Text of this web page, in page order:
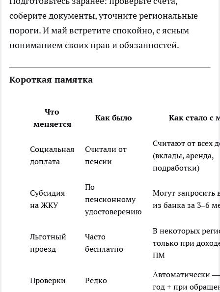
соберите документы, уточните региональные
пороги. И май встретите спокойно, с ясным
пониманием своих прав и обязанностей.
Короткая памятка
Что
меняется
Как было Как стало с
Социальная
доплата
Считали от
пенсии
Считают от всех
(вклады, аренда,
подработки)
Субсидия
на ЖКУ
По
пенсионному
удостоверению
Могут запросить
из банка за 3–6
Льготный
проезд
Часто
бесплатно
В некоторых
только при
ПМ
Проверки Редко
Автоматически —
год + при